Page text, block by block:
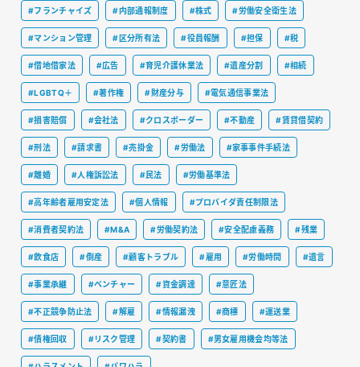
#フランチャイズ #内部通報制度 #株式 #労働安全衛生法
#マンション管理 #区分所有法 #役員報酬 #担保 #税
#借地借家法 #広告 #育児介護休業法 #遺産分割 #相続
#LGBTQ＋ #著作権 #財産分与 #電気通信事業法
#損害賠償 #会社法 #クロスボーダー #不動産 #賃貸借契約
#刑法 #請求書 #売掛金 #労働法 #家事事件手続法
#離婚 #人権訴訟法 #民法 #労働基準法
#高年齢者雇用安定法 #個人情報 #プロバイダ責任制限法
#消費者契約法 #M&A #労働契約法 #安全配慮義務 #残業
#飲食店 #倒産 #顧客トラブル #雇用 #労働時間 #遺言
#事業承継 #ベンチャー #資金調達 #意匠法
#不正競争防止法 #解雇 #情報漏洩 #商標 #運送業
#債権回収 #リスク管理 #契約書 #男女雇用機会均等法